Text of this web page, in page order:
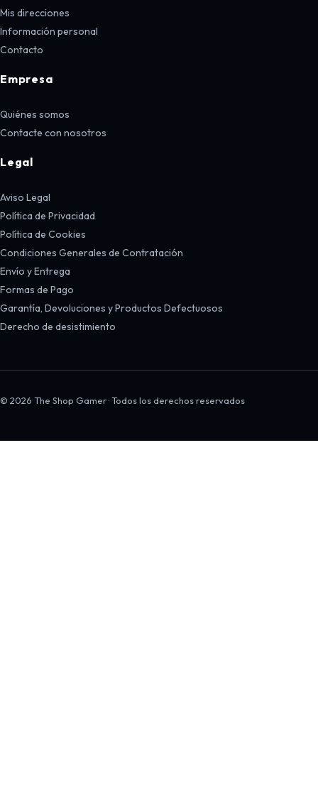
Mis direcciones
Información personal
Contacto
Empresa
Quiénes somos
Contacte con nosotros
Legal
Aviso Legal
Política de Privacidad
Política de Cookies
Condiciones Generales de Contratación
Envío y Entrega
Formas de Pago
Garantía, Devoluciones y Productos Defectuosos
Derecho de desistimiento
© 2026 The Shop Gamer · Todos los derechos reservados